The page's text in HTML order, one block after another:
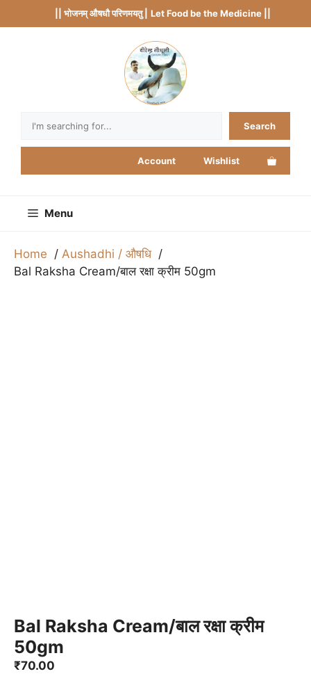
to
|| भोजनम् औषधौ परिणमयतु | Let Food be the Medicine ||
Search
Account Wishlist
Menu
Home
Aushadhi / औषधि
Bal Raksha Cream/बाल रक्षा क्रीम 50gm
Bal Raksha Cream/बाल रक्षा क्रीम
50gm
₹70.00